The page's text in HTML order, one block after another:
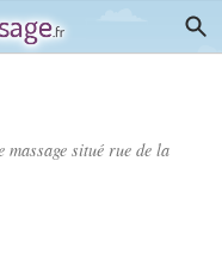
massage situé rue de la